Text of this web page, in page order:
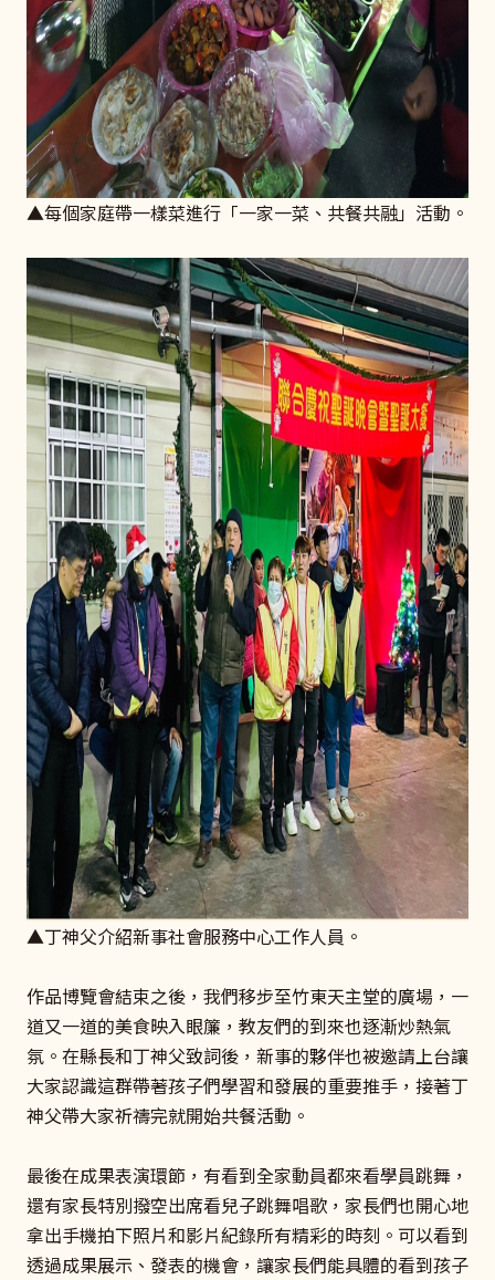
▲每個家庭帶一樣菜進行「一家一菜、共餐共融」活動。
▲丁神父介紹新事社會服務中心工作人員。
作品博覽會結束之後，我們移步至竹東天主堂的廣場，一
道又一道的美食映入眼簾，教友們的到來也逐漸炒熱氣
氛。在縣長和丁神父致詞後，新事的夥伴也被邀請上台讓
大家認識這群帶著孩子們學習和發展的重要推手，接著丁
神父帶大家祈禱完就開始共餐活動。
最後在成果表演環節，有看到全家動員都來看學員跳舞，
還有家長特別撥空出席看兒子跳舞唱歌，家長們也開心地
拿出手機拍下照片和影片紀錄所有精彩的時刻。可以看到
透過成果展示、發表的機會，讓家長們能具體的看到孩子